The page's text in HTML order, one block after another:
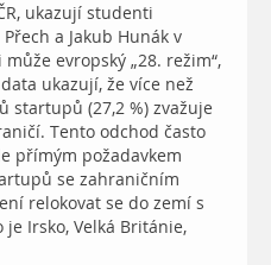
ukazují studenti
a Jakub Hunák v
evropský „28. režim“,
ukazují, že více než
startupů (27,2 %) zvažuje
Tento odchod často
přímým požadavkem
se zahraničním
relokovat se do zemí s
Irsko, Velká Británie,